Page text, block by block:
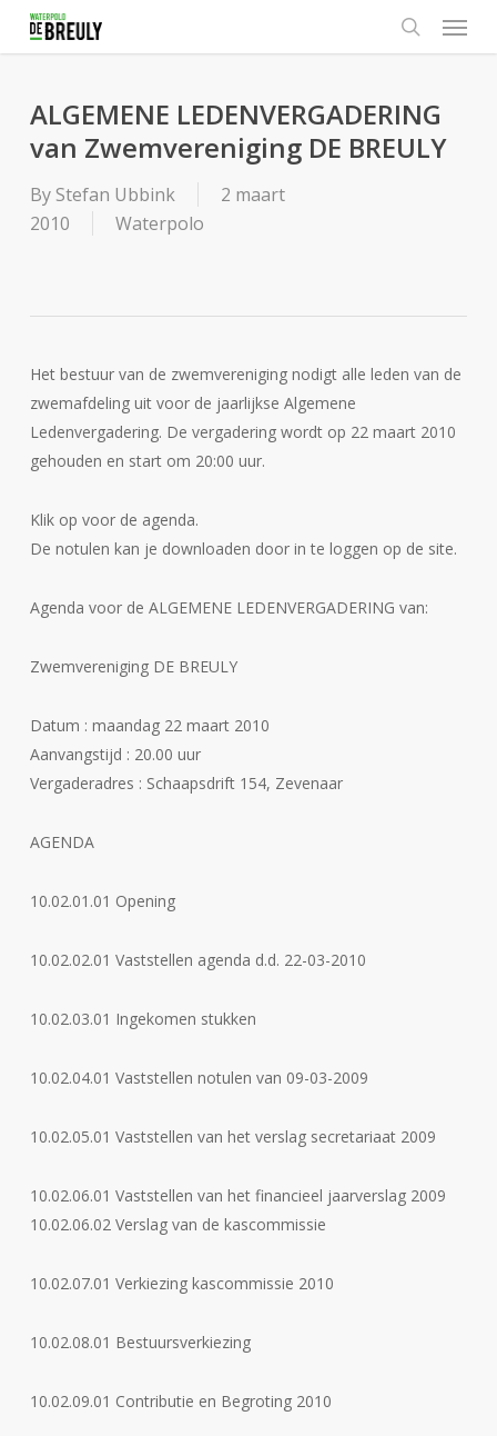
search
Menu
ALGEMENE LEDENVERGADERING
van Zwemvereniging DE BREULY
By Stefan Ubbink
2 maart
2010
Waterpolo
Het bestuur van de zwemvereniging nodigt alle leden van de
zwemafdeling uit voor de jaarlijkse Algemene
Ledenvergadering. De vergadering wordt op 22 maart 2010
gehouden en start om 20:00 uur.
Klik op voor de agenda.
De notulen kan je downloaden door in te loggen op de site.
Agenda voor de ALGEMENE LEDENVERGADERING van:
Zwemvereniging DE BREULY
Datum : maandag 22 maart 2010
Aanvangstijd : 20.00 uur
Vergaderadres : Schaapsdrift 154, Zevenaar
AGENDA
10.02.01.01 Opening
10.02.02.01 Vaststellen agenda d.d. 22-03-2010
10.02.03.01 Ingekomen stukken
10.02.04.01 Vaststellen notulen van 09-03-2009
10.02.05.01 Vaststellen van het verslag secretariaat 2009
10.02.06.01 Vaststellen van het financieel jaarverslag 2009
10.02.06.02 Verslag van de kascommissie
10.02.07.01 Verkiezing kascommissie 2010
10.02.08.01 Bestuursverkiezing
10.02.09.01 Contributie en Begroting 2010